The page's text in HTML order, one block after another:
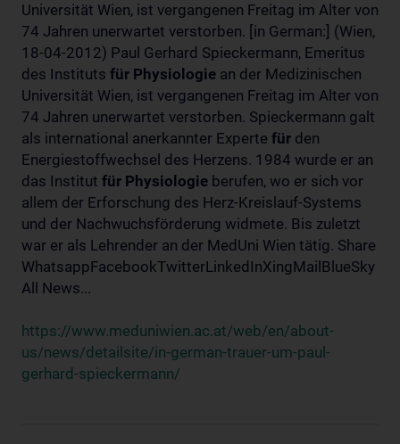
Universität Wien, ist vergangenen Freitag im Alter von
74 Jahren unerwartet verstorben. [in German:] (Wien,
18-04-2012) Paul Gerhard Spieckermann, Emeritus
des Instituts für Physiologie an der Medizinischen
Universität Wien, ist vergangenen Freitag im Alter von
74 Jahren unerwartet verstorben. Spieckermann galt
als international anerkannter Experte für den
Energiestoffwechsel des Herzens. 1984 wurde er an
das Institut für Physiologie berufen, wo er sich vor
allem der Erforschung des Herz-Kreislauf-Systems
und der Nachwuchsförderung widmete. Bis zuletzt
war er als Lehrender an der MedUni Wien tätig. Share
WhatsappFacebookTwitterLinkedInXingMailBlueSky
All News...
https://www.meduniwien.ac.at/web/en/about-
us/news/detailsite/in-german-trauer-um-paul-
gerhard-spieckermann/